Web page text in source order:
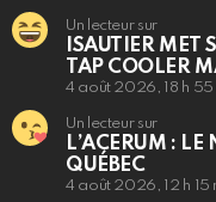
Un lecteur sur
ISAUTIER MET
TAP COOLER
4 août 2026, 18 h 55
Un lecteur sur
L’ACERUM : LE
QUÉBEC
4 août 2026, 12 h 15